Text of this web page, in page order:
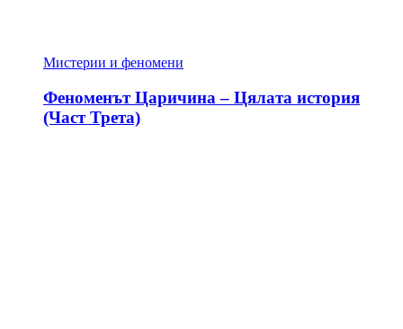
Мистерии и феномени
Феноменът Царичина – Цялата история
(Част Трета)